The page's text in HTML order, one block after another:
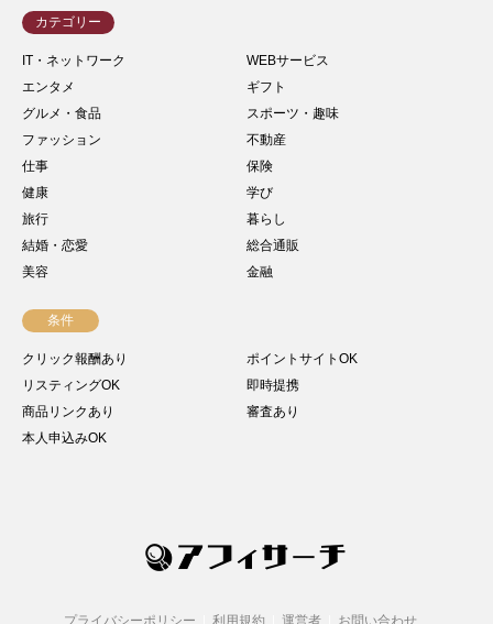
カテゴリー
IT・ネットワーク
WEBサービス
エンタメ
ギフト
グルメ・食品
スポーツ・趣味
ファッション
不動産
仕事
保険
健康
学び
旅行
暮らし
結婚・恋愛
総合通販
美容
金融
条件
クリック報酬あり
ポイントサイトOK
リスティングOK
即時提携
商品リンクあり
審査あり
本人申込みOK